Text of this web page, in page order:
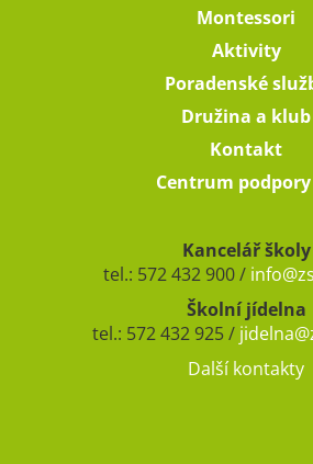
Montessori
Aktivity
Poradenské
Družina a klub
Kontakt
Centrum podpory
Kancelář školy
tel.: 572 432 900 /
Školní jídelna
tel.: 572 432 925 /
Další kontakty